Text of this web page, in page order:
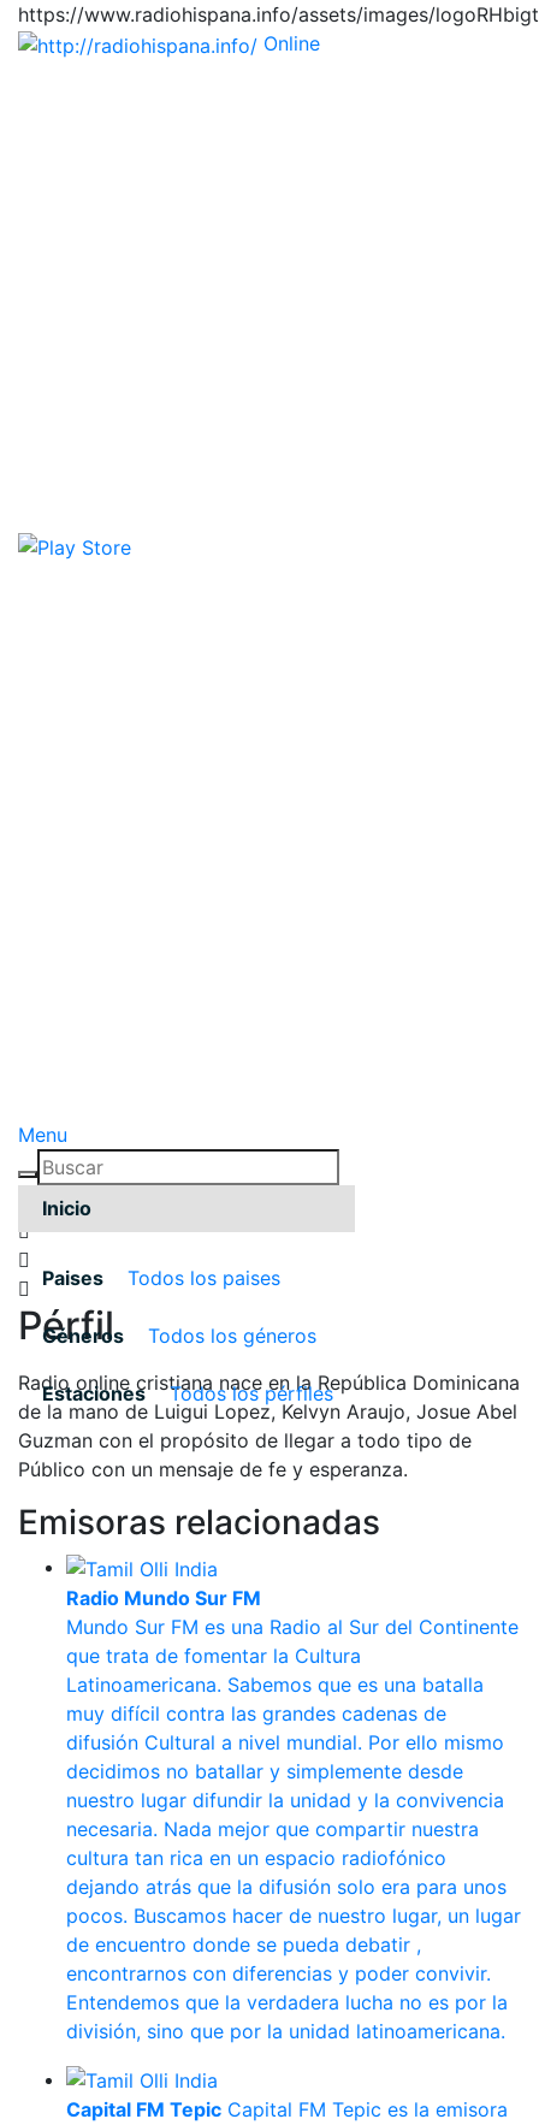
https://www.radiohispana.info/assets/images/
Online
Menu
Inicio
Paises Todos los paises
Géneros Todos los géneros
Estaciones Todos los pérfiles
Pérfil
Radio online cristiana nace en la República Dominicana
de la mano de Luigui Lopez, Kelvyn Araujo, Josue Abel
Guzman con el propósito de llegar a todo tipo de
Público con un mensaje de fe y esperanza.
Emisoras relacionadas
Radio Mundo Sur FM
Mundo Sur FM es una Radio al Sur del Continente
que trata de fomentar la Cultura
Latinoamericana. Sabemos que es una batalla
muy difícil contra las grandes cadenas de
difusión Cultural a nivel mundial. Por ello mismo
decidimos no batallar y simplemente desde
nuestro lugar difundir la unidad y la convivencia
necesaria. Nada mejor que compartir nuestra
cultura tan rica en un espacio radiofónico
dejando atrás que la difusión solo era para unos
pocos. Buscamos hacer de nuestro lugar, un lugar
de encuentro donde se pueda debatir ,
encontrarnos con diferencias y poder convivir.
Entendemos que la verdadera lucha no es por la
división, sino que por la unidad latinoamericana.
Capital FM Tepic Capital FM Tepic es la emisora